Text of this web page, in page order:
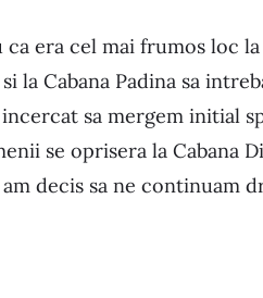
era cel mai frumos loc
la Cabana Padina sa
sa mergem initial
se oprisera la Cabana
decis sa ne continuam